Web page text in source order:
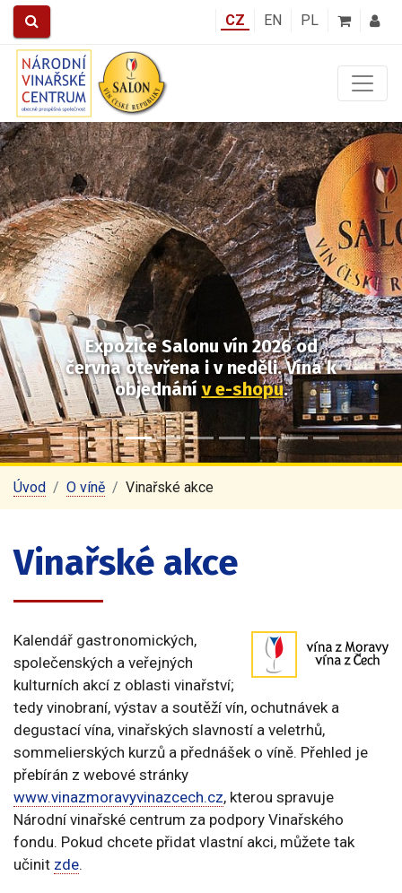
CZ EN PL
Expozice Salonu vín 2026od
června otevřena i v neděli.Vína k
objednání v e-shopu.
Předchozí Další
Úvod O víně Vinařské akce
Vinařské akce
Kalendář gastronomických,
společenských a veřejných
kulturních akcí z oblasti vinařství;
tedy vinobraní, výstav a soutěží vín, ochutnávek a
degustací vína, vinařských slavností a veletrhů,
sommelierských kurzů a přednášek o víně. Přehled je
přebírán z webové stránky
www.vinazmoravyvinazcech.cz, kterou spravuje
Národní vinařské centrum za podpory Vinařského
fondu. Pokud chcete přidat vlastní akci, můžete tak
učinit zde.